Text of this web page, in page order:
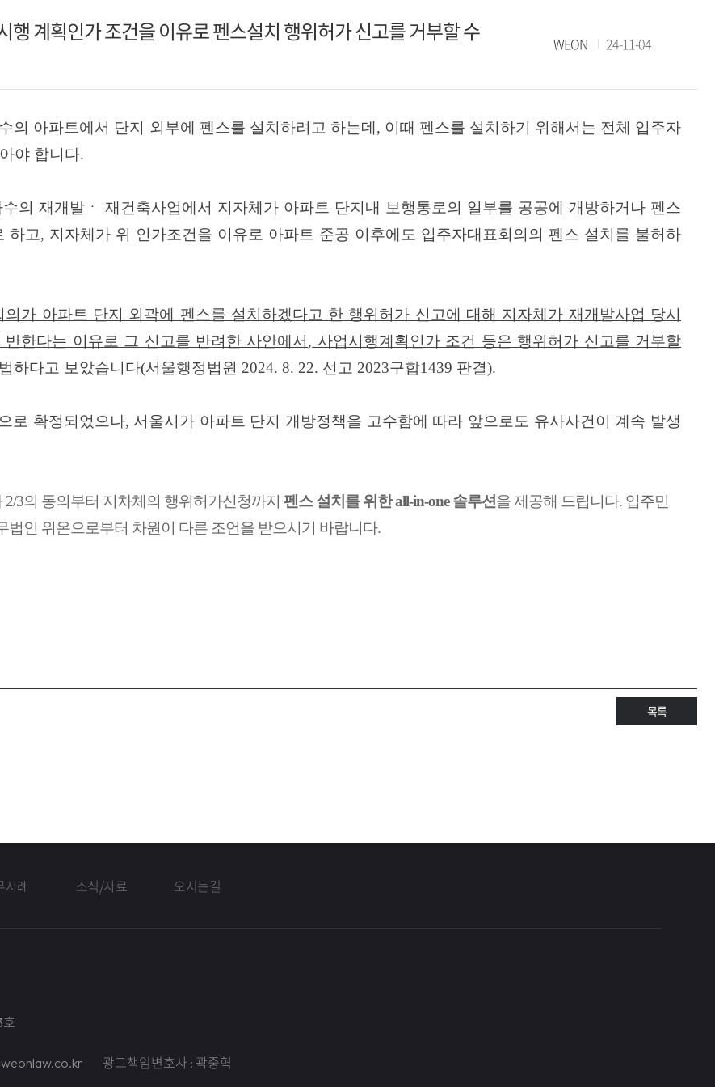
계획인가 조건을 이유로 펜스설치 행위허가 신고를 거부할 수
WEON 24-11-04
의 아파트에서 단지 외부에 펜스를 설치하려고 하는데 , 이때 펜스를 설치하기 위해서는 전체 입주자
야 합니다.
의 재개발ㆍ 재건축사업에서 지자체가 아파트 단지내 보행통로의 일부를 공공에 개방하거나 펜스
하고, 지자체가 위 인가조건을 이유로 아파트 준공 이후에도 입주자대표회의의 펜스 설치를 불허하
의가 아파트 단지 외곽에 펜스를 설치하겠다고 한 행위허가 신고에 대해 지자체가 재개발사업 당시
반한다는 이유로 그 신고를 반려한 사안에서 , 사업시행계획인가 조건 등은 행위허가 신고를 거부할
하다고 보았습니다(서울행정법원 2024. 8. 22. 선고 2023구합1439 판결).
로 확정되었으나, 서울시가 아파트 단지 개방정책을 고수함에 따라 앞으로도 유사사건이 계속 발생
2/3의 동의부터 지차체의 행위허가신청까지 펜스 설치를 위한all-in-one솔루션을 제공해 드립니다. 입주민
법인 위온으로부터 차원이 다른 조언을 받으시기 바랍니다.
목록
사례 소식/자료 오시는길
광고책임변호사 : 곽중혁